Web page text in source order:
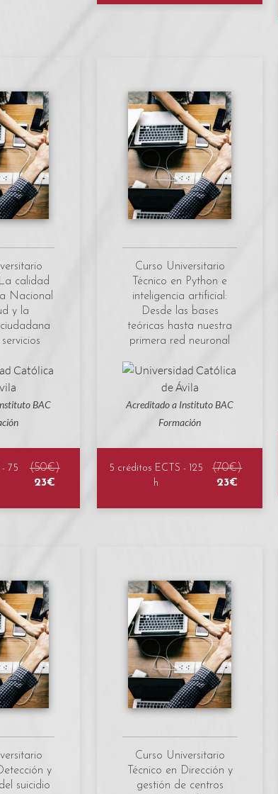
calidad
Nacional
y la
BAC
75
(50€)
23€
Curso Universitario
Técnico en Python e
inteligencia artificial:
Desde las bases
teóricas hasta nuestra
primera red neuronal
Acreditado a Instituto BAC
Formación
5 créditos ECTS - 125
h
(70€)
23€
y
suicidio
Curso Universitario
Técnico en Dirección y
gestión de centros